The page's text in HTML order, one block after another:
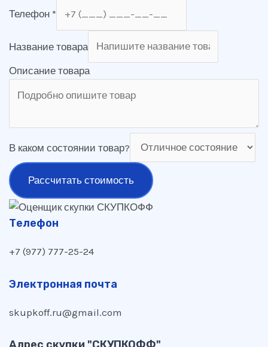
Телефон *
Название товара
Описание товара
В каком состоянии товар?
Рассчитать стоимость
Телефон
+7 (977) 777-25-24
Электронная почта
skupkoff.ru@gmail.com